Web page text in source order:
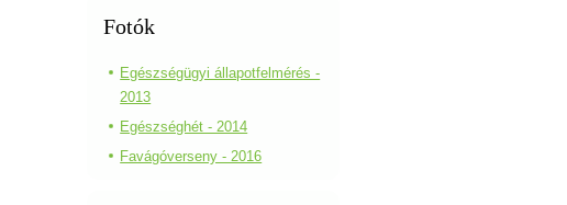
Fotók
Egészségügyi állapotfelmérés -
2013
Egészséghét - 2014
Favágóverseny - 2016